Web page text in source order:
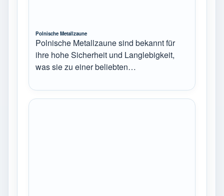
Polnische Metallzaune
Polnische Metallzaune sind bekannt für
ihre hohe Sicherheit und Langlebigkeit,
was sie zu einer beliebten…